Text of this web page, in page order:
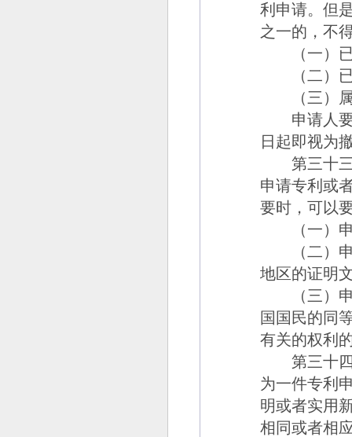
利申请。但
之一的，不
（一）已
（二）已
（三）属
申请人要
日起即视为
第三十
申请专利或
要时，可以
（一）申
（二）申
地区的证明
（三）申
国国民的同
有关的权利
第三十
为一件专利
明或者实用
相同或者相